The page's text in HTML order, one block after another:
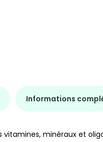
Informations
vitamines, minéraux et